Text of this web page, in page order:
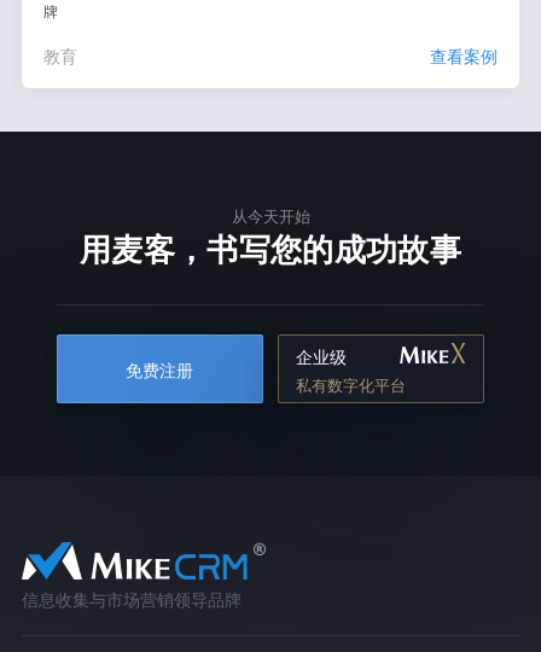
牌
教育 查看案例
从今天开始
用麦客，书写您的成功故事
免费注册
企业级
私有数字化平台
信息收集与市场营销领导品牌